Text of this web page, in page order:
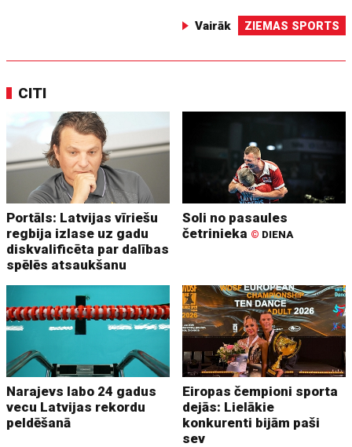
Vairāk ZIEMAS SPORTS
CITI
Portāls: Latvijas vīriešu
regbija izlase uz gadu
diskvalificēta par dalības
spēlēs atsaukšanu
Soli no pasaules
četrinieka © DIENA
Narajevs labo 24 gadus
vecu Latvijas rekordu
peldēšanā
Eiropas čempioni sporta
dejās: Lielākie
konkurenti bijām paši
sev